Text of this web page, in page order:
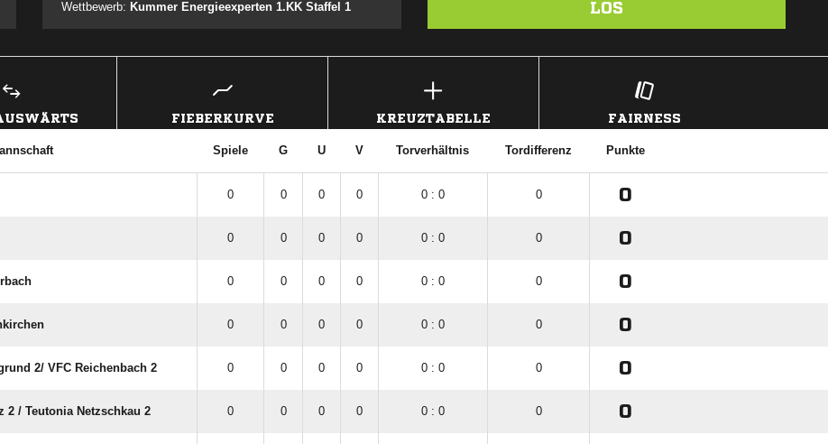
Wettbewerb: Kummer Energieexperten 1.KK Staffel 1 LOS
FIEBERKURVE KREUZTABELLE FAIRNESS
Spiele G U V Torverhältnis Tordifferenz Punkte
0 0 0 0 0 : 0 0 0
0 0 0 0 0 : 0 0 0
0 0 0 0 0 : 0 0 0
0 0 0 0 0 : 0 0 0
2/​ VFC Reichenbach 2 0 0 0 0 0 : 0 0 0
2 /​ Teutonia Netzschkau 2 0 0 0 0 0 : 0 0 0